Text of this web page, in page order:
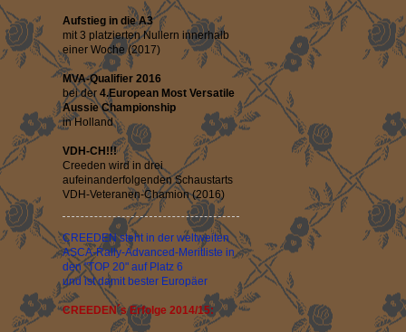
Aufstieg in die A3
mit 3 platzierten Nullern innerhalb
einer Woche (2017)
MVA-Qualifier 2016
bei der 4.European Most Versatile
Aussie Championship
in Holland
VDH-CH!!!
Creeden wird in drei
aufeinanderfolgenden Schaustarts
VDH-Veteranen-Chamion (2016)
CREEDEN steht in der weltweiten
ASCA-Rally-Advanced-Meritliste in
den "TOP 20" auf Platz 6
und ist damit bester Europäer
CREEDEN´s Erfolge 2014/15: